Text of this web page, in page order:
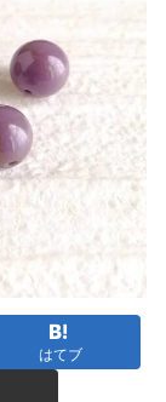
はてブ